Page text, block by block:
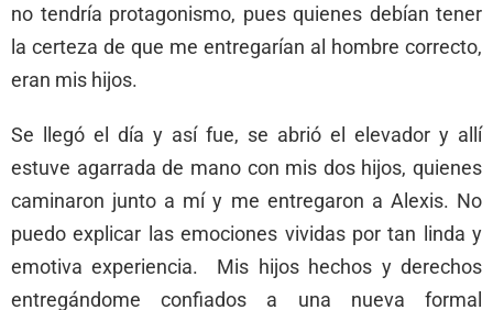
no tendría protagonismo, pues quienes debían tener
la certeza de que me entregarían al hombre correcto,
eran mis hijos.
Se llegó el día y así fue, se abrió el elevador y allí
estuve agarrada de mano con mis dos hijos, quienes
caminaron junto a mí y me entregaron a Alexis. No
puedo explicar las emociones vividas por tan linda y
emotiva experiencia. Mis hijos hechos y derechos
entregándome confiados a una nueva formal